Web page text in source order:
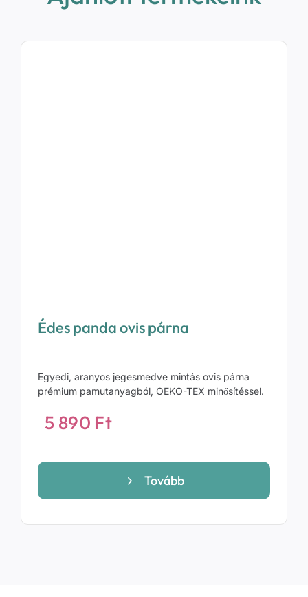
Édes panda ovis párna
Egyedi, aranyos jegesmedve mintás ovis párna
prémium pamutanyagból, OEKO-TEX minősítéssel.
5 890 Ft
Tovább